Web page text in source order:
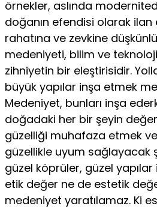
örnekler, aslında
doğanın efendisi olarak ilan
rahatına ve zevkine
medeniyeti, bilim ve
zihniyetin bir eleştirisidir.
büyük yapılar inşa etmek
Medeniyet, bunları inşa
doğadaki her bir şeyin
güzelliği muhafaza etmek
güzellikle uyum sağlayacak
güzel köprüler, güzel
etik değer ne de estetik
medeniyet yaratılamaz. Ki